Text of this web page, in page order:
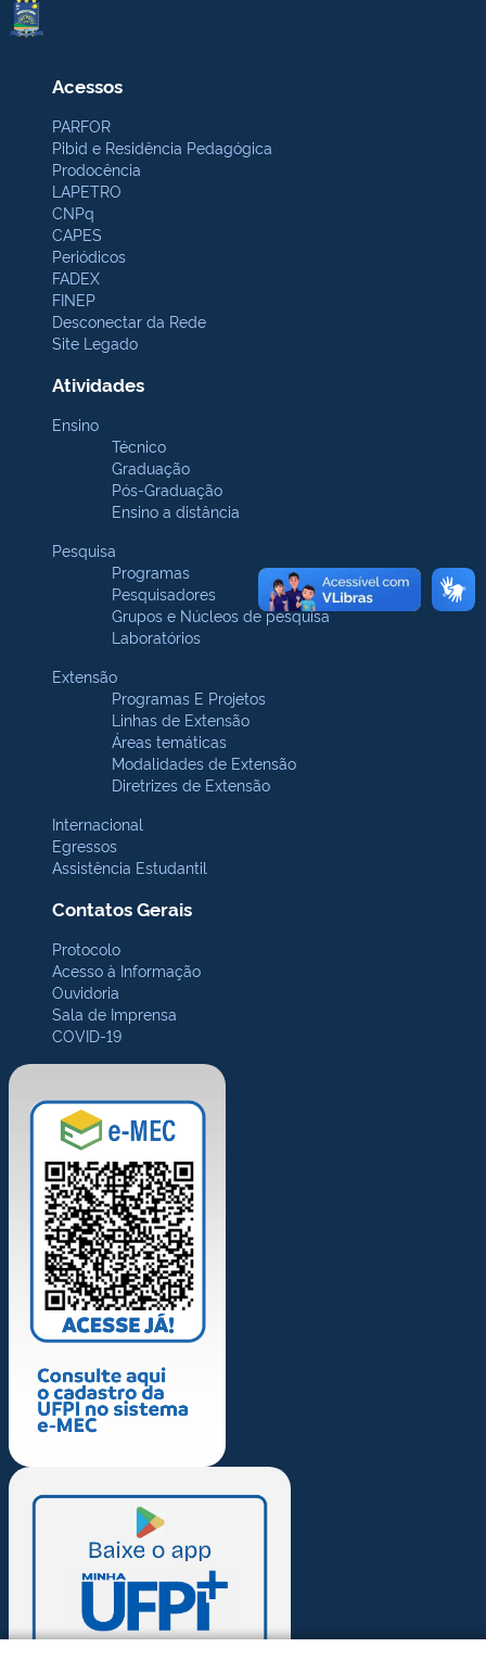
Acessos
PARFOR
Pibid e Residência Pedagógica
Prodocência
LAPETRO
CNPq
CAPES
Periódicos
FADEX
FINEP
Desconectar da Rede
Site Legado
Atividades
Ensino
Técnico
Graduação
Pós-Graduação
Ensino a distância
Pesquisa
Programas
Pesquisadores
Grupos e Núcleos de pesquisa
Laboratórios
Extensão
Programas E Projetos
Linhas de Extensão
Áreas temáticas
Modalidades de Extensão
Diretrizes de Extensão
Internacional
Egressos
Assistência Estudantil
Contatos Gerais
Protocolo
Acesso à Informação
Ouvidoria
Sala de Imprensa
COVID-19